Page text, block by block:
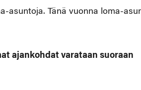
asuntoja. Tänä vuonna loma-
ajankohdat varataan suoraan